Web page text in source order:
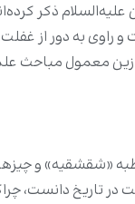
ذکر
به دور از
معمول
«شقشقیه» و
در تاریخ دانست،